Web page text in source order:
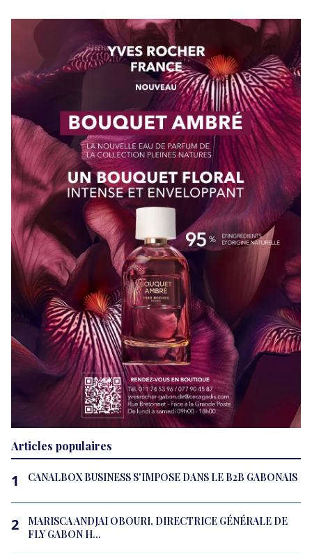
Articles populaires
1 CANALBOX BUSINESS S'IMPOSE DANS LE B2B GABONAIS
2
MARISCA ANDJAI OBOURI, DIRECTRICE GÉNÉRALE DE
FLY GABON H...